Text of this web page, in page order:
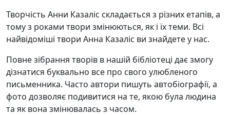
Творчість Анни Казаліс складається з різних етапів, а
тому з роками твори змінюються, як і їх теми. Всі
найвідоміші твори Анна Казаліс ви знайдете у нас.
Повне зібрання творів в нашій бібліотеці дає змогу
дізнатися буквально все про свого улюбленого
письменника. Часто автори пишуть автобіографії, а
фото дозволяє подивитися на те, якою була людина
та як вона змінювалась з часом.